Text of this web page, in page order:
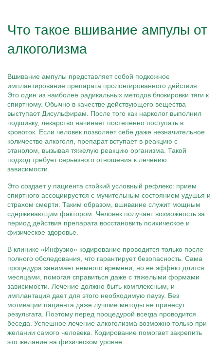
Что такое вшивание ампулы от
алкоголизма
Вшивание ампулы представляет собой подкожное
имплантирование препарата пролонгированного действия.
Это один из наиболее радикальных методов блокировки тяги к
спиртному. Обычно в качестве действующего вещества
выступает Дисульфирам. После того как нарколог выполнил
подшивку, лекарство начинает постепенно поступать в
кровоток. Если человек позволяет себе даже незначительное
количество алкоголя, препарат вступает в реакцию с
этанолом, вызывая тяжелую реакцию организма. Такой
подход требует серьезного отношения к лечению
зависимости.
Это создает у пациента стойкий условный рефлекс: прием
спиртного ассоциируется с мучительным состоянием удушья и
страхом смерти. Таким образом, вшивание служит мощным
сдерживающим фактором. Человек получает возможность за
период действия препарата восстановить психическое и
физическое здоровье.
В клинике «Инфузио» кодирование проводится только после
полного обследования, что гарантирует безопасность. Сама
процедура занимает немного времени, но ее эффект длится
месяцами, помогая справиться даже с тяжелыми формами
зависимости. Лечение должно быть комплексным, и
имплантация дает для этого необходимую паузу. Без
мотивации пациента даже лучшие методы не принесут
результата. Поэтому перед процедурой всегда проводится
беседа. Успешное лечение алкоголизма возможно только при
желании самого человека. Кодирование помогает закрепить
это желание на физическом уровне.